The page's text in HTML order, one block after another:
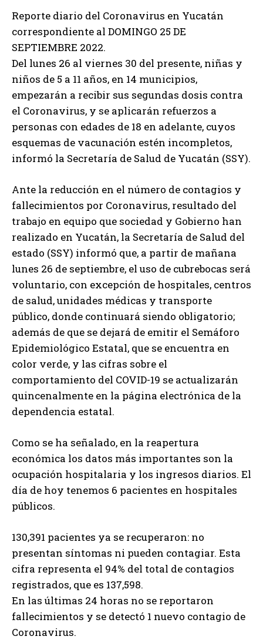
Reporte diario del Coronavirus en Yucatán
correspondiente al DOMINGO 25 DE
SEPTIEMBRE 2022.
Del lunes 26 al viernes 30 del presente, niñas y
niños de 5 a 11 años, en 14 municipios,
empezarán a recibir sus segundas dosis contra
el Coronavirus, y se aplicarán refuerzos a
personas con edades de 18 en adelante, cuyos
esquemas de vacunación estén incompletos,
informó la Secretaría de Salud de Yucatán (SSY).
Ante la reducción en el número de contagios y
fallecimientos por Coronavirus, resultado del
trabajo en equipo que sociedad y Gobierno han
realizado en Yucatán, la Secretaría de Salud del
estado (SSY) informó que, a partir de mañana
lunes 26 de septiembre, el uso de cubrebocas será
voluntario, con excepción de hospitales, centros
de salud, unidades médicas y transporte
público, donde continuará siendo obligatorio;
además de que se dejará de emitir el Semáforo
Epidemiológico Estatal, que se encuentra en
color verde, y las cifras sobre el
comportamiento del COVID-19 se actualizarán
quincenalmente en la página electrónica de la
dependencia estatal.
Como se ha señalado, en la reapertura
económica los datos más importantes son la
ocupación hospitalaria y los ingresos diarios. El
día de hoy tenemos 6 pacientes en hospitales
públicos.
130,391 pacientes ya se recuperaron: no
presentan síntomas ni pueden contagiar. Esta
cifra representa el 94% del total de contagios
registrados, que es 137,598.
En las últimas 24 horas no se reportaron
fallecimientos y se detectó 1 nuevo contagio de
Coronavirus.